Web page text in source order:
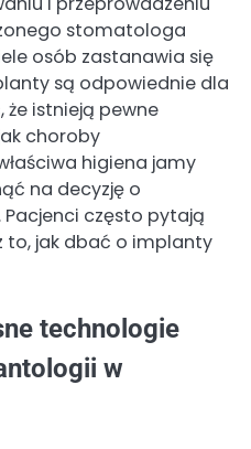
stomatologa
osób zastanawia się
są odpowiednie dla
że istnieją pewne
choroby
higiena jamy
na decyzję o
często pytają
to, jak dbać o implanty
technologie
w